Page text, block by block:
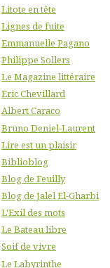
Litote en tête
Lignes de fuite
Emmanuelle Pagano
Philippe Sollers
Le Magazine littéraire
Eric Chevillard
Albert Caraco
Bruno Deniel-Laurent
Lire est un plaisir
Biblioblog
Blog de Feuilly
Blog de Jalel El-Gharbi
L'Exil des mots
Le Bateau libre
Soif de vivre
Le Labyrinthe